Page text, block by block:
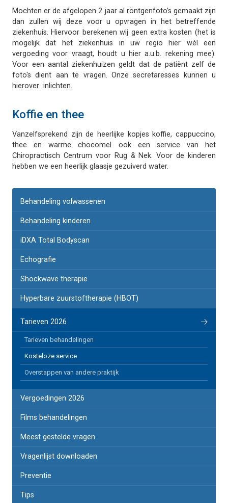
Behandeling volwassenen
Behandeling kinderen
iDXA Total Bodyscan
Echografie
Shockwave therapie
Hyperbare zuurstoftherapie (HBOT)
Tarieven 2026
Tarieven behandelingen
Kosteloze service
Overstappen van andere praktijk
Vergoedingen 2026
Films behandelingen
Meest gestelde vragen
Vragenlijst downloaden
Preventie
Tips
Mochten er de afgelopen 2 jaar al röntgenfoto’s gemaakt zijn
dan zullen wij deze voor u opvragen in het betreffende
ziekenhuis. Hiervoor berekenen wij geen extra kosten (het is
mogelijk dat het ziekenhuis in uw regio hier wél een
vergoeding voor vraagt, houdt u hier a.u.b. rekening mee).
Voor een aantal ziekenhuizen geldt dat de patiënt zelf de
foto's dient aan te vragen. Onze secretaresses kunnen u
hierover inlichten.
Koffie en thee
Vanzelfsprekend zijn de heerlijke kopjes koffie, cappuccino,
thee en warme chocomel ook een service van het
Chiropractisch Centrum voor Rug & Nek. Voor de kinderen
hebben we een heerlijk glaasje gezuiverd water.